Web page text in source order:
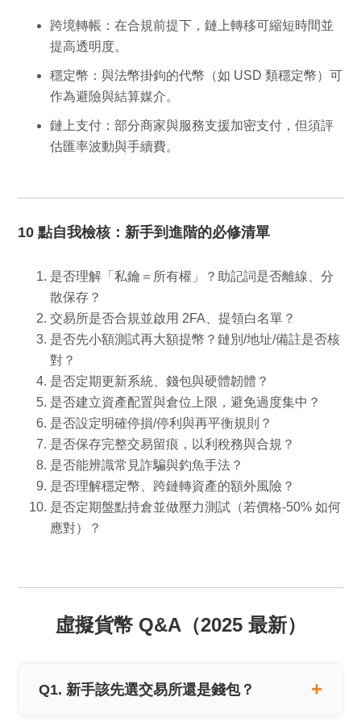
跨境轉帳 ：在合規前提下，鏈上轉移可縮短時間並
提高透明度。
穩定幣 ：與法幣掛鉤的代幣（如 USD 類穩定幣）可
作為避險與結算媒介。
鏈上支付 ：部分商家與服務支援加密支付，但須評
估匯率波動與手續費。
10 點自我檢核：新手到進階的必修清單
是否理解「私鑰＝所有權」？助記詞是否離線、分
散保存？
交易所是否合規並啟用 2FA、提領白名單？
是否先小額測試再大額提幣？鏈別/地址/備註是否核
對？
是否定期更新系統、錢包與硬體韌體？
是否建立資產配置與倉位上限，避免過度集中？
是否設定明確停損/停利與再平衡規則？
是否保存完整交易留痕，以利稅務與合規？
是否能辨識常見詐騙與釣魚手法？
是否理解穩定幣、跨鏈轉資產的額外風險？
是否定期盤點持倉並做壓力測試（若價格-50% 如何
應對）？
虛擬貨幣 Q&A（2025 最新）
Q1. 新手該先選交易所還是錢包？